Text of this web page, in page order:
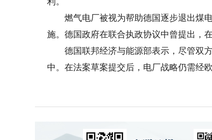
燃气电厂被视为帮助德国逐步退出煤电
施。德国政府在联合执政协议中曾提出，
德国联邦经济与能源部表示，尽管双方
中。在法案草案提交后，电厂战略仍需经